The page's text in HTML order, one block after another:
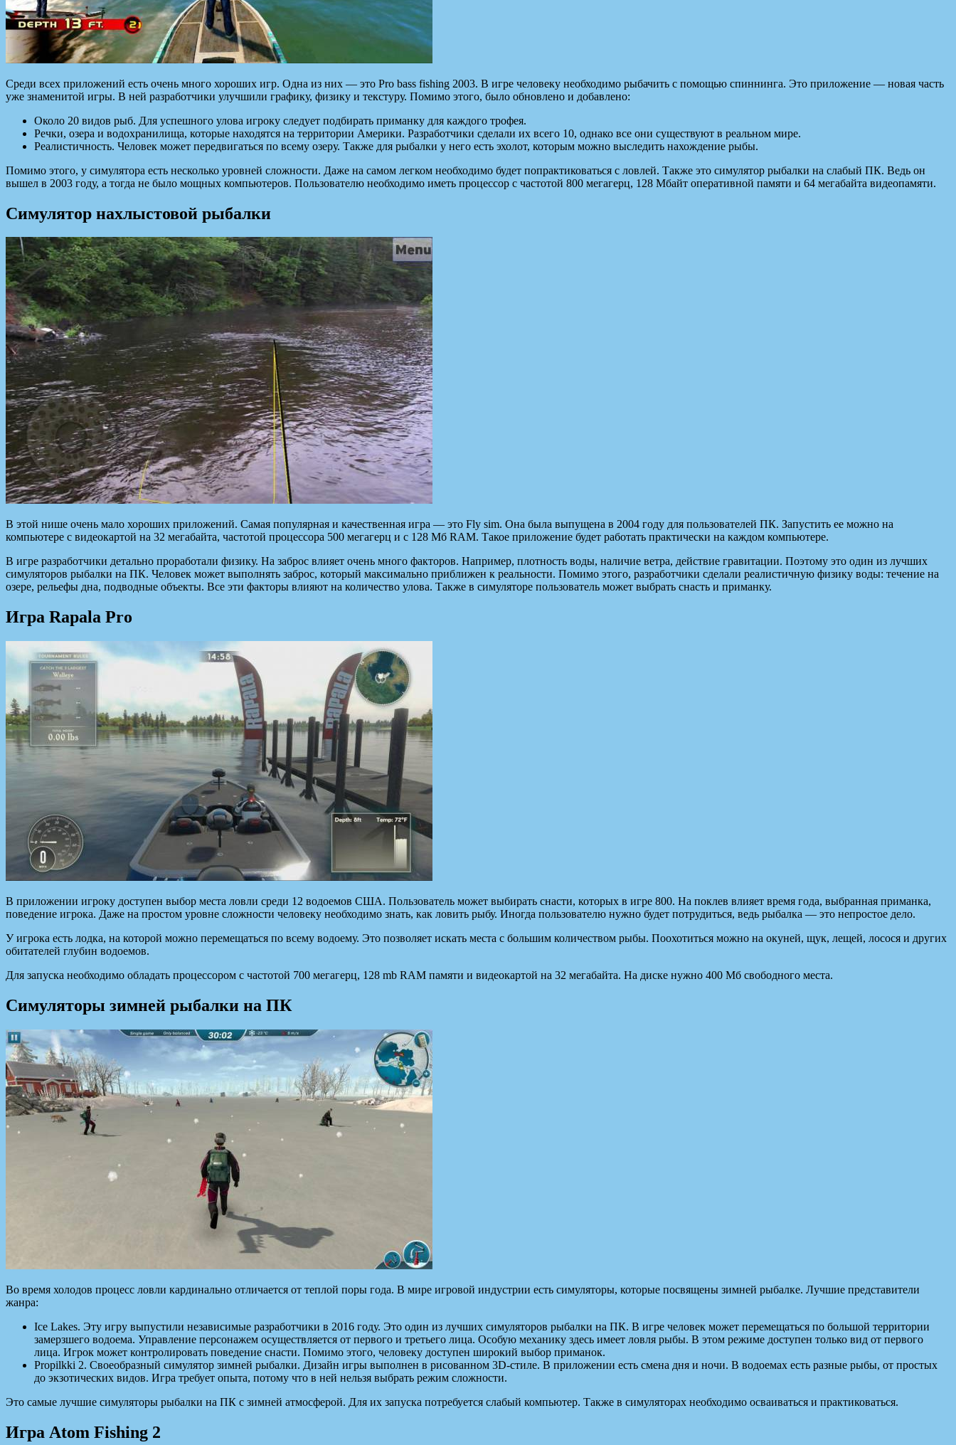
Среди всех приложений есть очень много хороших игр. Одна из них — это Pro bass fishing 2003. В игре человеку необходимо рыбачить с помощью спиннинга. Это приложение — новая часть
уже знаменитой игры. В ней разработчики улучшили графику, физику и текстуру. Помимо этого, было обновлено и добавлено:
Около 20 видов рыб. Для успешного улова игроку следует подбирать приманку для каждого трофея.
Речки, озера и водохранилища, которые находятся на территории Америки. Разработчики сделали их всего 10, однако все они существуют в реальном мире.
Реалистичность. Человек может передвигаться по всему озеру. Также для рыбалки у него есть эхолот, которым можно выследить нахождение рыбы.
Помимо этого, у симулятора есть несколько уровней сложности. Даже на самом легком необходимо будет попрактиковаться с ловлей. Также это симулятор рыбалки на слабый ПК. Ведь он
вышел в 2003 году, а тогда не было мощных компьютеров. Пользователю необходимо иметь процессор с частотой 800 мегагерц, 128 Мбайт оперативной памяти и 64 мегабайта видеопамяти.
Симулятор нахлыстовой рыбалки
В этой нише очень мало хороших приложений. Самая популярная и качественная игра — это Fly sim. Она была выпущена в 2004 году для пользователей ПК. Запустить ее можно на
компьютере с видеокартой на 32 мегабайта, частотой процессора 500 мегагерц и с 128 Мб RAM. Такое приложение будет работать практически на каждом компьютере.
В игре разработчики детально проработали физику. На заброс влияет очень много факторов. Например, плотность воды, наличие ветра, действие гравитации. Поэтому это один из лучших
симуляторов рыбалки на ПК. Человек может выполнять заброс, который максимально приближен к реальности. Помимо этого, разработчики сделали реалистичную физику воды: течение на
озере, рельефы дна, подводные объекты. Все эти факторы влияют на количество улова. Также в симуляторе пользователь может выбрать снасть и приманку.
Игра Rapala Pro
В приложении игроку доступен выбор места ловли среди 12 водоемов США. Пользователь может выбирать снасти, которых в игре 800. На поклев влияет время года, выбранная приманка,
поведение игрока. Даже на простом уровне сложности человеку необходимо знать, как ловить рыбу. Иногда пользователю нужно будет потрудиться, ведь рыбалка — это непростое дело.
У игрока есть лодка, на которой можно перемещаться по всему водоему. Это позволяет искать места с большим количеством рыбы. Поохотиться можно на окуней, щук, лещей, лосося и других
обитателей глубин водоемов.
Для запуска необходимо обладать процессором с частотой 700 мегагерц, 128 mb RAM памяти и видеокартой на 32 мегабайта. На диске нужно 400 Мб свободного места.
Симуляторы зимней рыбалки на ПК
Во время холодов процесс ловли кардинально отличается от теплой поры года. В мире игровой индустрии есть симуляторы, которые посвящены зимней рыбалке. Лучшие представители
жанра:
Ice Lakes. Эту игру выпустили независимые разработчики в 2016 году. Это один из лучших симуляторов рыбалки на ПК. В игре человек может перемещаться по большой территории
замерзшего водоема. Управление персонажем осуществляется от первого и третьего лица. Особую механику здесь имеет ловля рыбы. В этом режиме доступен только вид от первого
лица. Игрок может контролировать поведение снасти. Помимо этого, человеку доступен широкий выбор приманок.
Propilkki 2. Своеобразный симулятор зимней рыбалки. Дизайн игры выполнен в рисованном 3D-стиле. В приложении есть смена дня и ночи. В водоемах есть разные рыбы, от простых
до экзотических видов. Игра требует опыта, потому что в ней нельзя выбрать режим сложности.
Это самые лучшие симуляторы рыбалки на ПК с зимней атмосферой. Для их запуска потребуется слабый компьютер. Также в симуляторах необходимо осваиваться и практиковаться.
Игра Atom Fishing 2